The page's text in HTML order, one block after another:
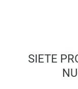
SIETE